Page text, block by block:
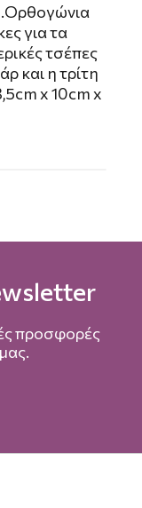
για τα
τσέπες
και η τρίτη
x 10cm x
προσφορές